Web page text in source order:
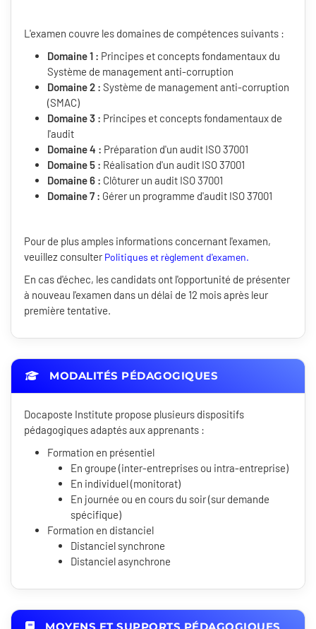
L'examen couvre les domaines de compétences suivants :
Domaine 1 : Principes et concepts fondamentaux du
Système de management anti-corruption
Domaine 2 : Système de management anti-corruption
(SMAC)
Domaine 3 : Principes et concepts fondamentaux de
l'audit
Domaine 4 : Préparation d'un audit ISO 37001
Domaine 5 : Réalisation d'un audit ISO 37001
Domaine 6 : Clôturer un audit ISO 37001
Domaine 7 : Gérer un programme d'audit ISO 37001
Pour de plus amples informations concernant l'examen,
veuillez consulter Politiques et règlement d'examen.
En cas d'échec, les candidats ont l'opportunité de présenter
à nouveau l'examen dans un délai de 12 mois après leur
première tentative.
MODALITÉS PÉDAGOGIQUES
Docaposte Institute propose plusieurs dispositifs
pédagogiques adaptés aux apprenants :
Formation en présentiel
En groupe (inter-entreprises ou intra-entreprise)
En individuel (monitorat)
En journée ou en cours du soir (sur demande
spécifique)
Formation en distanciel
Distanciel synchrone
Distanciel asynchrone